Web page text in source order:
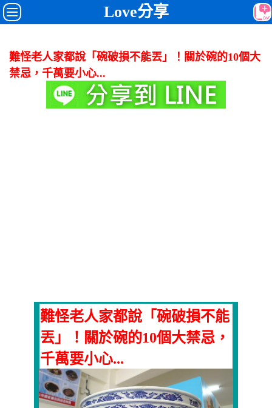
Love分享
難怪老人家都說「碗破損不能丟」！關於碗的10個大
禁忌，千萬要小心...
難怪老人家都說「碗破損不能
丟」！關於碗的10個大禁忌，
千萬要小心...